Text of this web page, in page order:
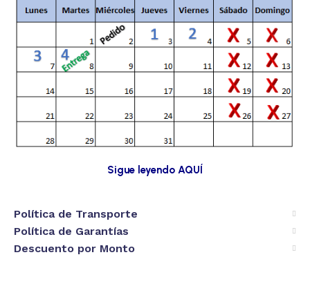
Sigue leyendo AQUÍ
Política de Transporte
Política de Garantías
Descuento por Monto